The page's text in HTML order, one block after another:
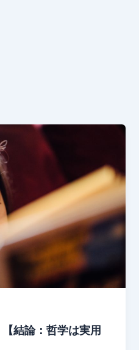
結論：哲学は実用